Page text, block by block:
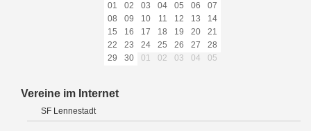
01
02 03 04 05 06
07
08
09 10 11 12 13
14
15
16 17 18 19 20
21
22
23 24 25 26 27
28
29
30 01 02 03 04 05
Vereine im Internet
SF Lennestadt